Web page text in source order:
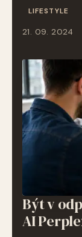
LIFESTYLE
21. 09. 2024
Být v
AI